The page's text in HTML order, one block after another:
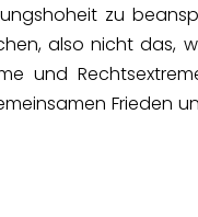
zu
also nicht das,
und
Frieden